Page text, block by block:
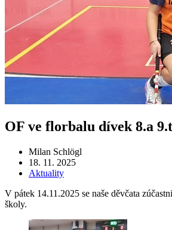
OF ve florbalu dívek 8.a
Milan Schlögl
18. 11. 2025
Aktuality
V pátek 14.11.2025 se naše děvčata
školy.